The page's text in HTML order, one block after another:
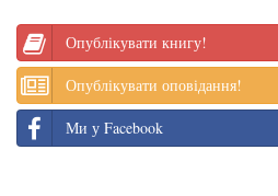
Опублікувати книгу!
Опублікувати оповідання!
Ми у Facebook